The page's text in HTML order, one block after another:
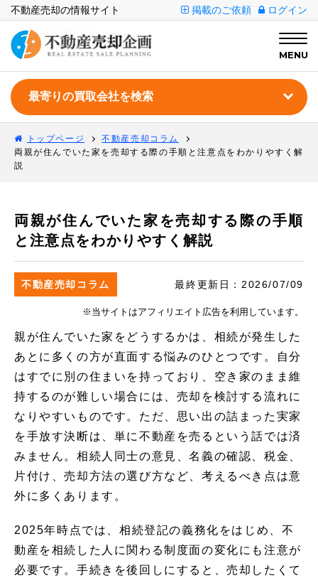
不動産売却の情報サイト 掲載のご依頼 ログイン
MENU
トップページ
不動産売却コラム
両親が住んでいた家を売却する際の手順と注意点をわかりやすく解
説
両親が住んでいた家を売却する際の手順
と注意点をわかりやすく解説
不動産売却コラム 最終更新日： 2026/07/09
※当サイトはアフィリエイト広告を利用しています。
親が住んでいた家をどうするかは、相続が発生した
あとに多くの方が直面する悩みのひとつです。自分
はすでに別の住まいを持っており、空き家のまま維
持するのが難しい場合には、売却を検討する流れに
なりやすいものです。ただ、思い出の詰まった実家
を手放す決断は、単に不動産を売るという話では済
みません。相続人同士の意見、名義の確認、税金、
片付け、売却方法の選び方など、考えるべき点は意
外に多くあります。
2025年時点では、相続登記の義務化をはじめ、不
動産を相続した人に関わる制度面の変化にも注意が
必要です。手続きを後回しにすると、売却したくて